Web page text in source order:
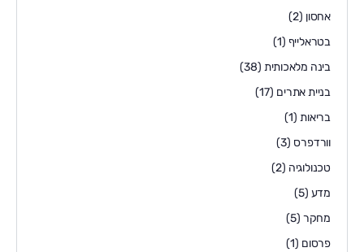
אחסון (2)
בטראלייף (1)
בינה מלאכותית (38)
בניית אתרים (17)
בריאות(1)
וורדפרס (3)
טכנולוגיה (2)
מדע (5)
מחקר (5)
פרסום (1)